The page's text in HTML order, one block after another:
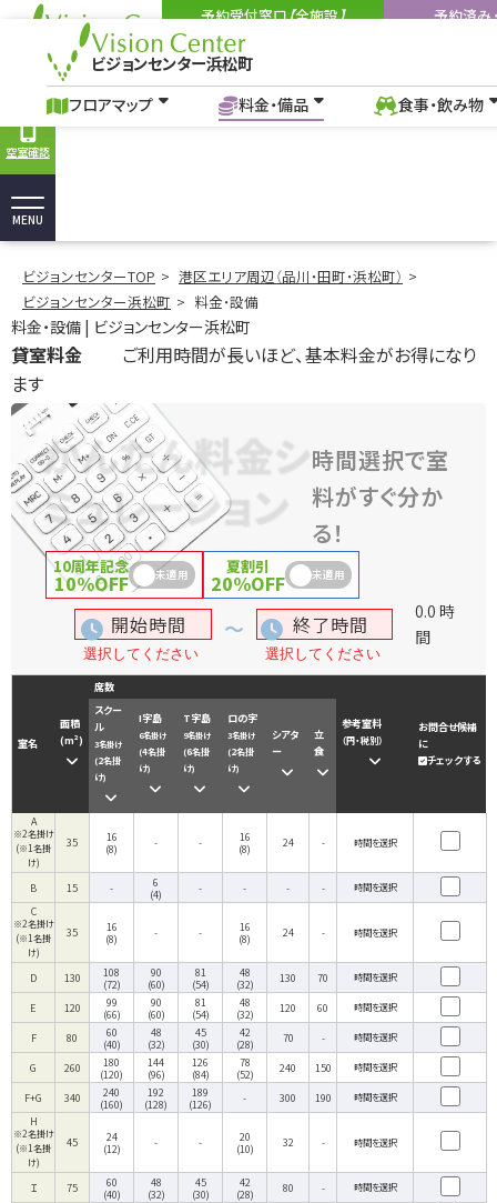
ビジョンセンター浜松町
予約受付窓口【全施設】
Tel:03-6262-3553
9:00-18:00
予約済み
料金・設備｜浜松町駅の貸し会議室、イベントホール｜ビジョンセンター浜
フロアマップ 料金・備品 食事・飲み物 アクセス よくあ
空室確認
MENU
ビジョンセンター浜松町
フロアマップ 料金・備品 食事・飲み物
ビジョンセンターTOP
港区エリア周辺（品川・田町・浜松町）
ビジョンセンター浜松町
料金・設備
料金・設備 | ビジョンセンター浜松町
貸室料金
ご利用時間が長いほど、基本料金がお得になり
ます
かんたん料金シ
ミュレーション
時間選択で室
料がすぐ分か
る！
10周年記念
10%OFF 未適用 夏割引
20%OFF 未適用
0.0 時
間
室名
面積
(m²)
席数
参考室料
（円・税別）
お問合せ候補
に
チェックする
スクー
ル
3名掛け
(2名掛
け)
I字島
6名掛け
(4名掛
け)
T字島
9名掛け
(6名掛
け)
ロの字
3名掛け
(2名掛
け)
シアタ
ー
立
食
A
※2名掛け
(※1名掛
け)
35 16
(8) - - 16
(8) 24 - 時間を選択
B 15 - 6
(4) - - - - 時間を選択
C
※2名掛け
(※1名掛
け)
35 16
(8) - - 16
(8) 24 - 時間を選択
D 130 108
(72)
90
(60)
81
(54)
48
(32) 130 70 時間を選択
E 120 99
(66)
90
(60)
81
(54)
48
(32) 120 60 時間を選択
F 80 60
(40)
48
(32)
45
(30)
42
(28) 70 - 時間を選択
G 260 180
(120)
144
(96)
126
(84)
78
(52) 240 150 時間を選択
F+G 340 240
(160)
192
(128)
189
(126) - 300 190 時間を選択
※2名掛け
(※1名掛
け)
45 24
(12) - - 20
(10) 32 - 時間を選択
Ｉ 75 60
(40)
48
(32)
45
(30)
42
(28) 80 - 時間を選択